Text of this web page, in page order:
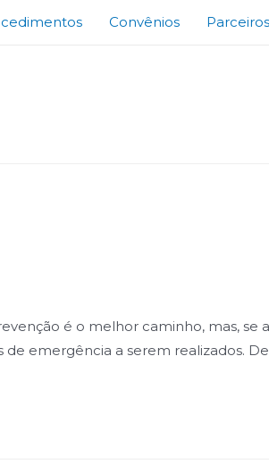
Convênios Parceiros
é o melhor caminho, mas, se
emergência a serem realizados.